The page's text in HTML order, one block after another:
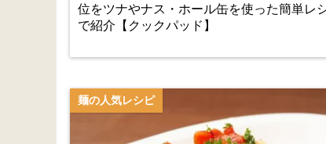
位をツナやナス・ホール缶を使った簡単レ
で紹介【クックパッド】
麺の人気レシピ